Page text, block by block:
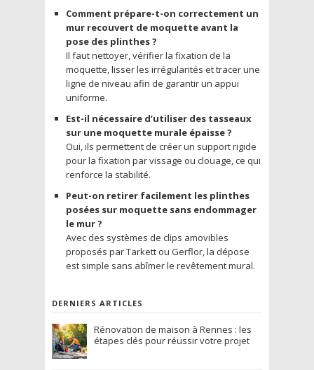
Comment prépare-t-on correctement un
mur recouvert de moquette avant la
pose des plinthes ?
Il faut nettoyer, vérifier la fixation de la
moquette, lisser les irrégularités et tracer une
ligne de niveau afin de garantir un appui
uniforme.
Est-il nécessaire d’utiliser des tasseaux
sur une moquette murale épaisse ?
Oui, ils permettent de créer un support rigide
pour la fixation par vissage ou clouage, ce qui
renforce la stabilité.
Peut-on retirer facilement les plinthes
posées sur moquette sans endommager
le mur ?
Avec des systèmes de clips amovibles
proposés par Tarkett ou Gerflor, la dépose
est simple sans abîmer le revêtement mural.
DERNIERS ARTICLES
Rénovation de maison à Rennes : les
étapes clés pour réussir votre projet